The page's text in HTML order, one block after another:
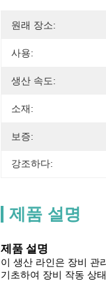
원래 장소:
사용:
생산 속도:
소재:
보증:
강조하다:
제품 설명
제품 설명
이 생산 라인은 장비 관
기초하여 장비 작동 상